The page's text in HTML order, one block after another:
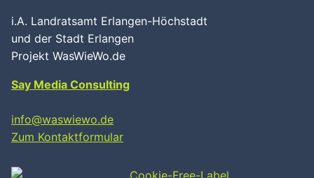
i.A. Landratsamt Erlangen-Höchstadt
und der Stadt Erlangen
Projekt WasWieWo.de
Say Media Consulting
info@waswiewo.de
Zum Kontaktformular